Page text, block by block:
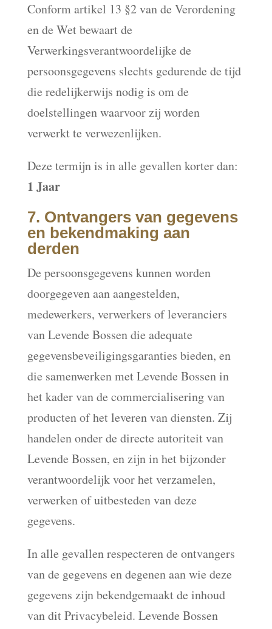
Conform artikel 13 §2 van de Verordening
en de Wet bewaart de
Verwerkingsverantwoordelijke de
persoonsgegevens slechts gedurende de tijd
die redelijkerwijs nodig is om de
doelstellingen waarvoor zij worden
verwerkt te verwezenlijken.
Deze termijn is in alle gevallen korter dan:
1 Jaar
7. Ontvangers van gegevens
en bekendmaking aan
derden
De persoonsgegevens kunnen worden
doorgegeven aan aangestelden,
medewerkers, verwerkers of leveranciers
van Levende Bossen die adequate
gegevensbeveiligingsgaranties bieden, en
die samenwerken met Levende Bossen in
het kader van de commercialisering van
producten of het leveren van diensten. Zij
handelen onder de directe autoriteit van
Levende Bossen, en zijn in het bijzonder
verantwoordelijk voor het verzamelen,
verwerken of uitbesteden van deze
gegevens.
In alle gevallen respecteren de ontvangers
van de gegevens en degenen aan wie deze
gegevens zijn bekendgemaakt de inhoud
van dit Privacybeleid. Levende Bossen